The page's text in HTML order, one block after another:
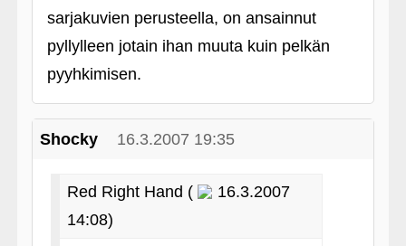
sarjakuvien perusteella, on ansainnut
pyllylleen jotain ihan muuta kuin pelkän
pyyhkimisen.
Shocky 16.3.2007 19:35
Red Right Hand (
16.3.2007
14:08)